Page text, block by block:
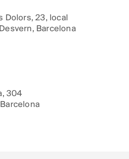
Dolors, 23, local
Barcelona
304